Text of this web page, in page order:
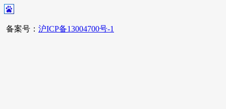
备案号： 沪ICP备13004700号-1